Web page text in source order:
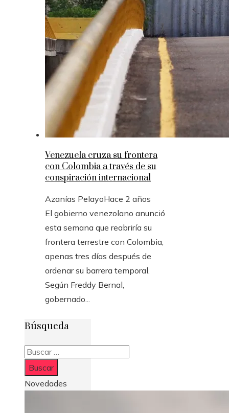
Venezuela cruza su frontera
con Colombia a través de su
conspiración internacional
Azanías PelayoHace 2 años
El gobierno venezolano anunció
esta semana que reabriría su
frontera terrestre con Colombia,
apenas tres días después de
ordenar su barrera temporal.
Según Freddy Bernal,
gobernado...
Búsqueda
Buscar:
Novedades